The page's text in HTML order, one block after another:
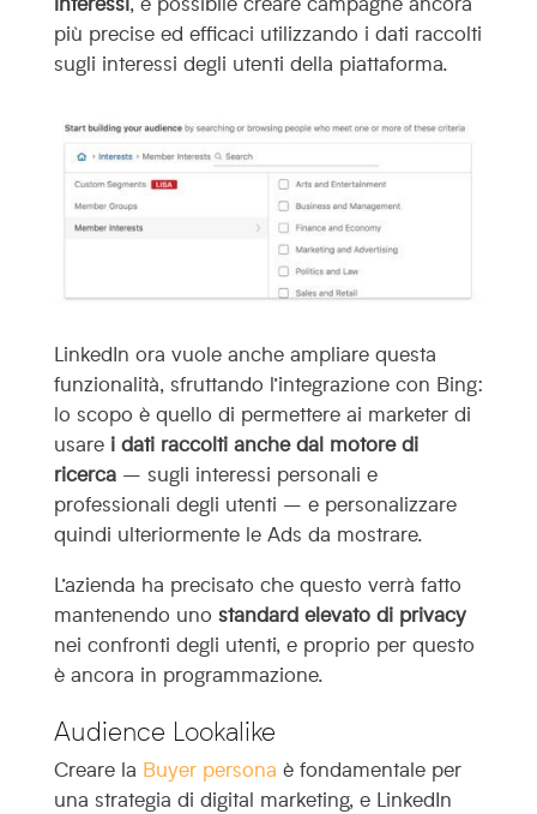
più precise ed efficaci utilizzando i dati raccolti
sugli interessi degli utenti della piattaforma.
LinkedIn ora vuole anche ampliare questa
funzionalità, sfruttando l’integrazione con Bing:
lo scopo è quello di permettere ai marketer di
usare i dati raccolti anche dal motore di
ricerca– sugli interessi personali e
professionali degli utenti – e personalizzare
quindi ulteriormente le Ads da mostrare.
L’azienda ha precisato che questo verrà fatto
mantenendo uno standard elevato di privacy
nei confronti degli utenti, e proprio per questo
è ancora in programmazione.
Audience Lookalike
Creare la Buyer persona è fondamentale per
una strategia di digital marketing, e LinkedIn